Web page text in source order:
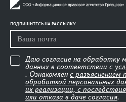
ПОДПИШИТЕСЬ НА РАССЫЛКУ
Даю согласие на обработку
данных в соответствии с
. Ознакомлен с разъяснением
обработкой персональных
их реализации, с
или отказа в даче согласия.